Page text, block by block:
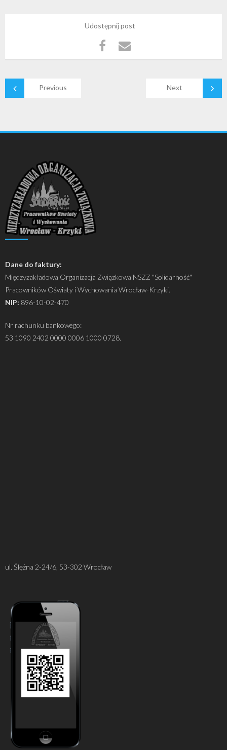
Udostępnij post
Previous Next
Dane do faktury:
Międzyzakładowa Organizacja Związkowa NSZZ "Solidarność"
Pracowników Oświaty i Wychowania Wrocław-Krzyki.
NIP: 896-10-02-470
Nr rachunku bankowego:
53 1090 2402 0000 0006 1000 0728.
ul. Ślężna 2-24/6, 53-302 Wrocław